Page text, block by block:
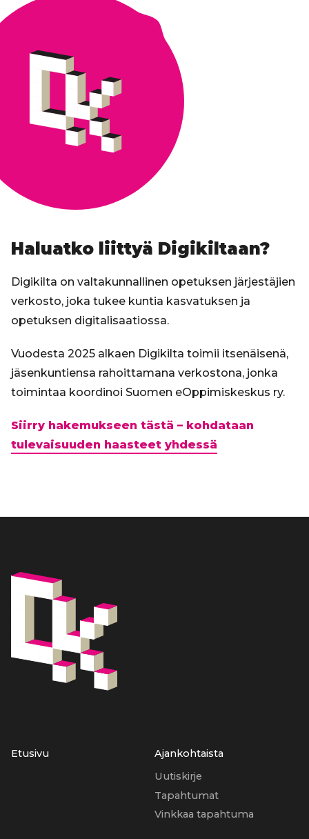
Haluatko liittyä Digikiltaan?
Digikilta on valtakunnallinen opetuksen järjestäjien
verkosto, joka tukee kuntia kasvatuksen ja
opetuksen digitalisaatiossa.
Vuodesta 2025 alkaen Digikilta toimii itsenäisenä,
jäsenkuntiensa rahoittamana verkostona, jonka
toimintaa koordinoi Suomen eOppimiskeskus ry.
Siirry hakemukseen tästä – kohdataan
tulevaisuuden haasteet yhdessä
Etusivu
Ajankohtaista
Uutiskirje
Tapahtumat
Vinkkaa tapahtuma